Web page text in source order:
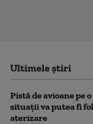
Ultimele știri
Pistă de avioane pe
situații va putea fi
aterizare